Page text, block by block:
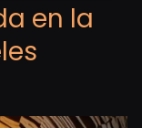
en la